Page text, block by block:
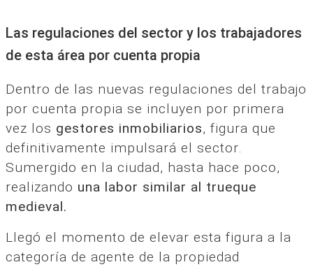
Las regulaciones del sector y los trabajadores
de esta área por cuenta propia
Dentro de las nuevas regulaciones del trabajo
por cuenta propia se incluyen por primera
vez los gestores inmobiliarios, figura que
definitivamente impulsará el sector.
Sumergido en la ciudad, hasta hace poco,
realizando una labor similar al trueque
medieval.
Llegó el momento de elevar esta figura a la
categoría de agente de la propiedad